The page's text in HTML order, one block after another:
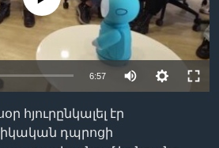
6:57
հյուրընկալել էր
դպրոցի